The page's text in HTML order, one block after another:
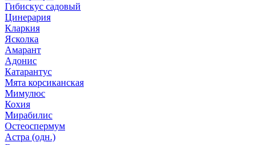
Гибискус садовый
Цинерария
Кларкия
Ясколка
Амарант
Адонис
Катарантус
Мята корсиканская
Мимулюс
Кохия
Мирабилис
Остеоспермум
Астра (одн.)